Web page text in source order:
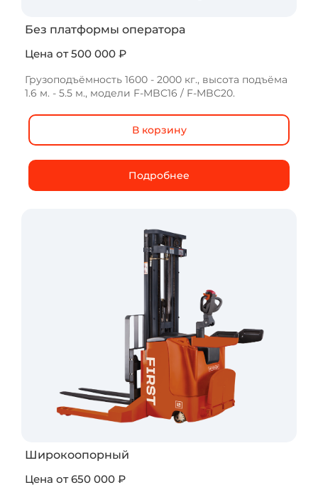
Без платформы оператора
Цена от 500 000 ₽
Грузоподъёмность 1600 - 2000 кг., высота подъёма
1.6 м. - 5.5 м., модели F-MBC16 / F-MBC20.
В корзину
Подробнее
Широкоопорный
Цена от 650 000 ₽
Без платформы оператора
Цена от 550 000 ₽
Грузоподъёмность 1500 кг., высота подъёма 1.6 м. -
4.8 м., модель F-XEB15.
В корзину
Подробнее